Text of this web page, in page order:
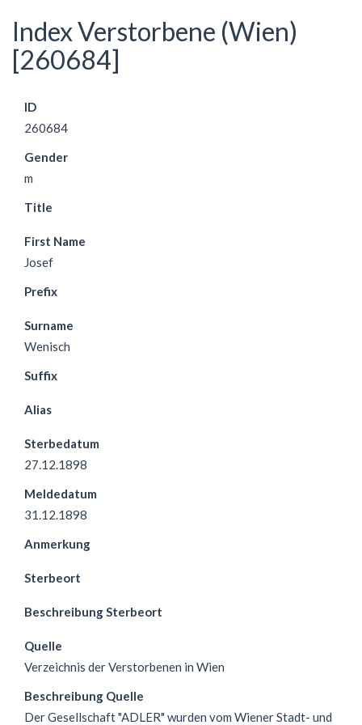
Index Verstorbene (Wien)
[260684]
ID
260684
Gender
m
Title
First Name
Josef
Prefix
Surname
Wenisch
Suffix
Alias
Sterbedatum
27.12.1898
Meldedatum
31.12.1898
Anmerkung
Sterbeort
Beschreibung Sterbeort
Quelle
Verzeichnis der Verstorbenen in Wien
Beschreibung Quelle
Der Gesellschaft "ADLER" wurden vom Wiener Stadt- und